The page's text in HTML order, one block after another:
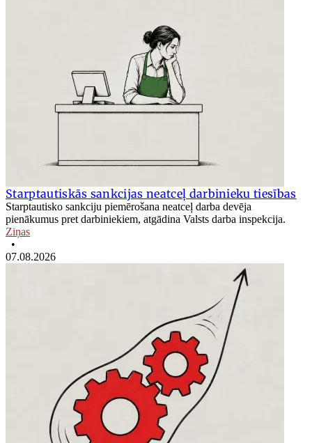
Starptautiskās sankcijas neatceļ darbinieku tiesības
Starptautisko sankciju piemērošana neatceļ darba devēja
pienākumus pret darbiniekiem, atgādina Valsts darba inspekcija.
Ziņas
•
07.08.2026